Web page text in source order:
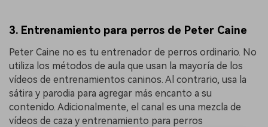
3. Entrenamiento para perros de Peter Caine
Peter Caine no es tu entrenador de perros ordinario. No
utiliza los métodos de aula que usan la mayoría de los
vídeos de entrenamientos caninos. Al contrario, usa la
sátira y parodia para agregar más encanto a su
contenido. Adicionalmente, el canal es una mezcla de
vídeos de caza y entrenamiento para perros